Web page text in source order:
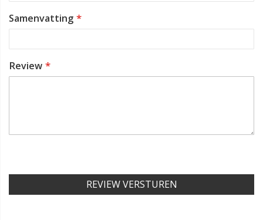
Samenvatting
Review
REVIEW VERSTUREN